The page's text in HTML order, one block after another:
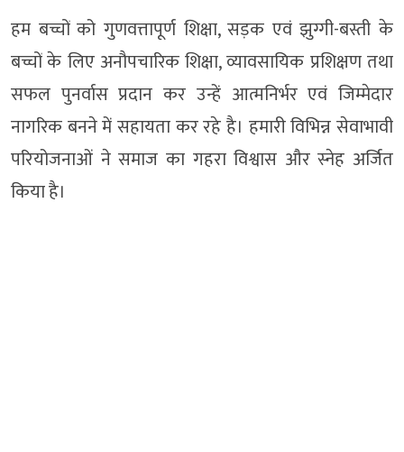
हम बच्चों को गुणवत्तापूर्ण शिक्षा, सड़क एवं झुग्गी-बस्ती के
बच्चों के लिए अनौपचारिक शिक्षा, व्यावसायिक प्रशिक्षण तथा
सफल पुनर्वास प्रदान कर उन्हें आत्मनिर्भर एवं जिम्मेदार
नागरिक बनने में सहायता कर रहे है। हमारी विभिन्न सेवाभावी
परियोजनाओं ने समाज का गहरा विश्वास और स्नेह अर्जित
किया है।